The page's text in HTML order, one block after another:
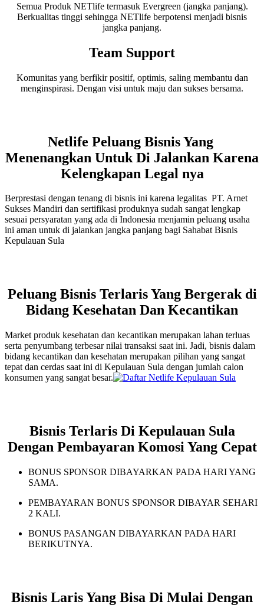
Semua Produk NETlife termasuk Evergreen (jangka panjang).
Berkualitas tinggi sehingga NETlife berpotensi menjadi bisnis
jangka panjang.
Team Support
Komunitas yang berfikir positif, optimis, saling membantu dan
menginspirasi. Dengan visi untuk maju dan sukses bersama.
Netlife Peluang Bisnis Yang
Menenangkan Untuk Di Jalankan Karena
Kelengkapan Legal nya
Berprestasi dengan tenang di bisnis ini karena legalitas PT. Arnet
Sukses Mandiri dan sertifikasi produknya sudah sangat lengkap
sesuai persyaratan yang ada di Indonesia menjamin peluang usaha
ini aman untuk di jalankan jangka panjang bagi Sahabat Bisnis
Kepulauan Sula
Peluang Bisnis Terlaris Yang Bergerak di
Bidang Kesehatan Dan Kecantikan
Market produk kesehatan dan kecantikan merupakan lahan terluas
serta penyumbang terbesar nilai transaksi saat ini. Jadi, bisnis dalam
bidang kecantikan dan kesehatan merupakan pilihan yang sangat
tepat dan cerdas saat ini di Kepulauan Sula dengan jumlah calon
konsumen yang sangat besar.
Bisnis Terlaris Di Kepulauan Sula
Dengan Pembayaran Komosi Yang Cepat
BONUS SPONSOR DIBAYARKAN PADA HARI YANG
SAMA.
PEMBAYARAN BONUS SPONSOR DIBAYAR SEHARI
2 KALI.
BONUS PASANGAN DIBAYARKAN PADA HARI
BERIKUTNYA.
Bisnis Laris Yang Bisa Di Mulai Dengan